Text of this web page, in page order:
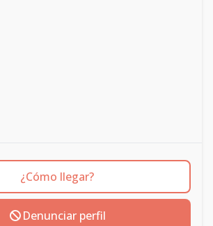
¿Cómo llegar?
Denunciar perfil